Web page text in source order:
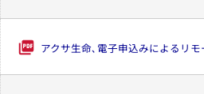
アクサ生命､電子申込みによるリ